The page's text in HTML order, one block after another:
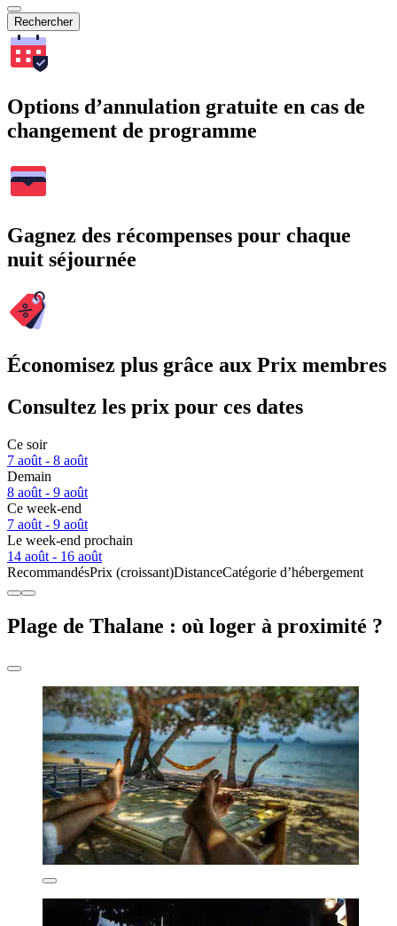
Rechercher
Options d’annulation gratuite en cas de
changement de programme
Gagnez des récompenses pour chaque
nuit séjournée
Économisez plus grâce aux Prix membres
Consultez les prix pour ces dates
Ce soir
7 août - 8 août
Demain
8 août - 9 août
Ce week-end
7 août - 9 août
Le week-end prochain
14 août - 16 août
RecommandésPrix (croissant)DistanceCatégorie d’hébergement
Plage de Thalane : où loger à proximité ?